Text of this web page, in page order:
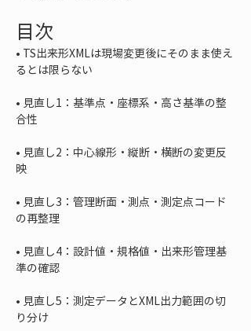
目次
• TS出来形XMLは現場変更後にそのまま使え
• 見直し1：基準点・座標系・高さ基準の整
• 見直し2：中心線形・縦断・横断の変更反
• 見直し3：管理断面・測点・測定点コード
• 見直し4：設計値・規格値・出来形管理基
• 見直し5：測定データとXML出力範囲の切